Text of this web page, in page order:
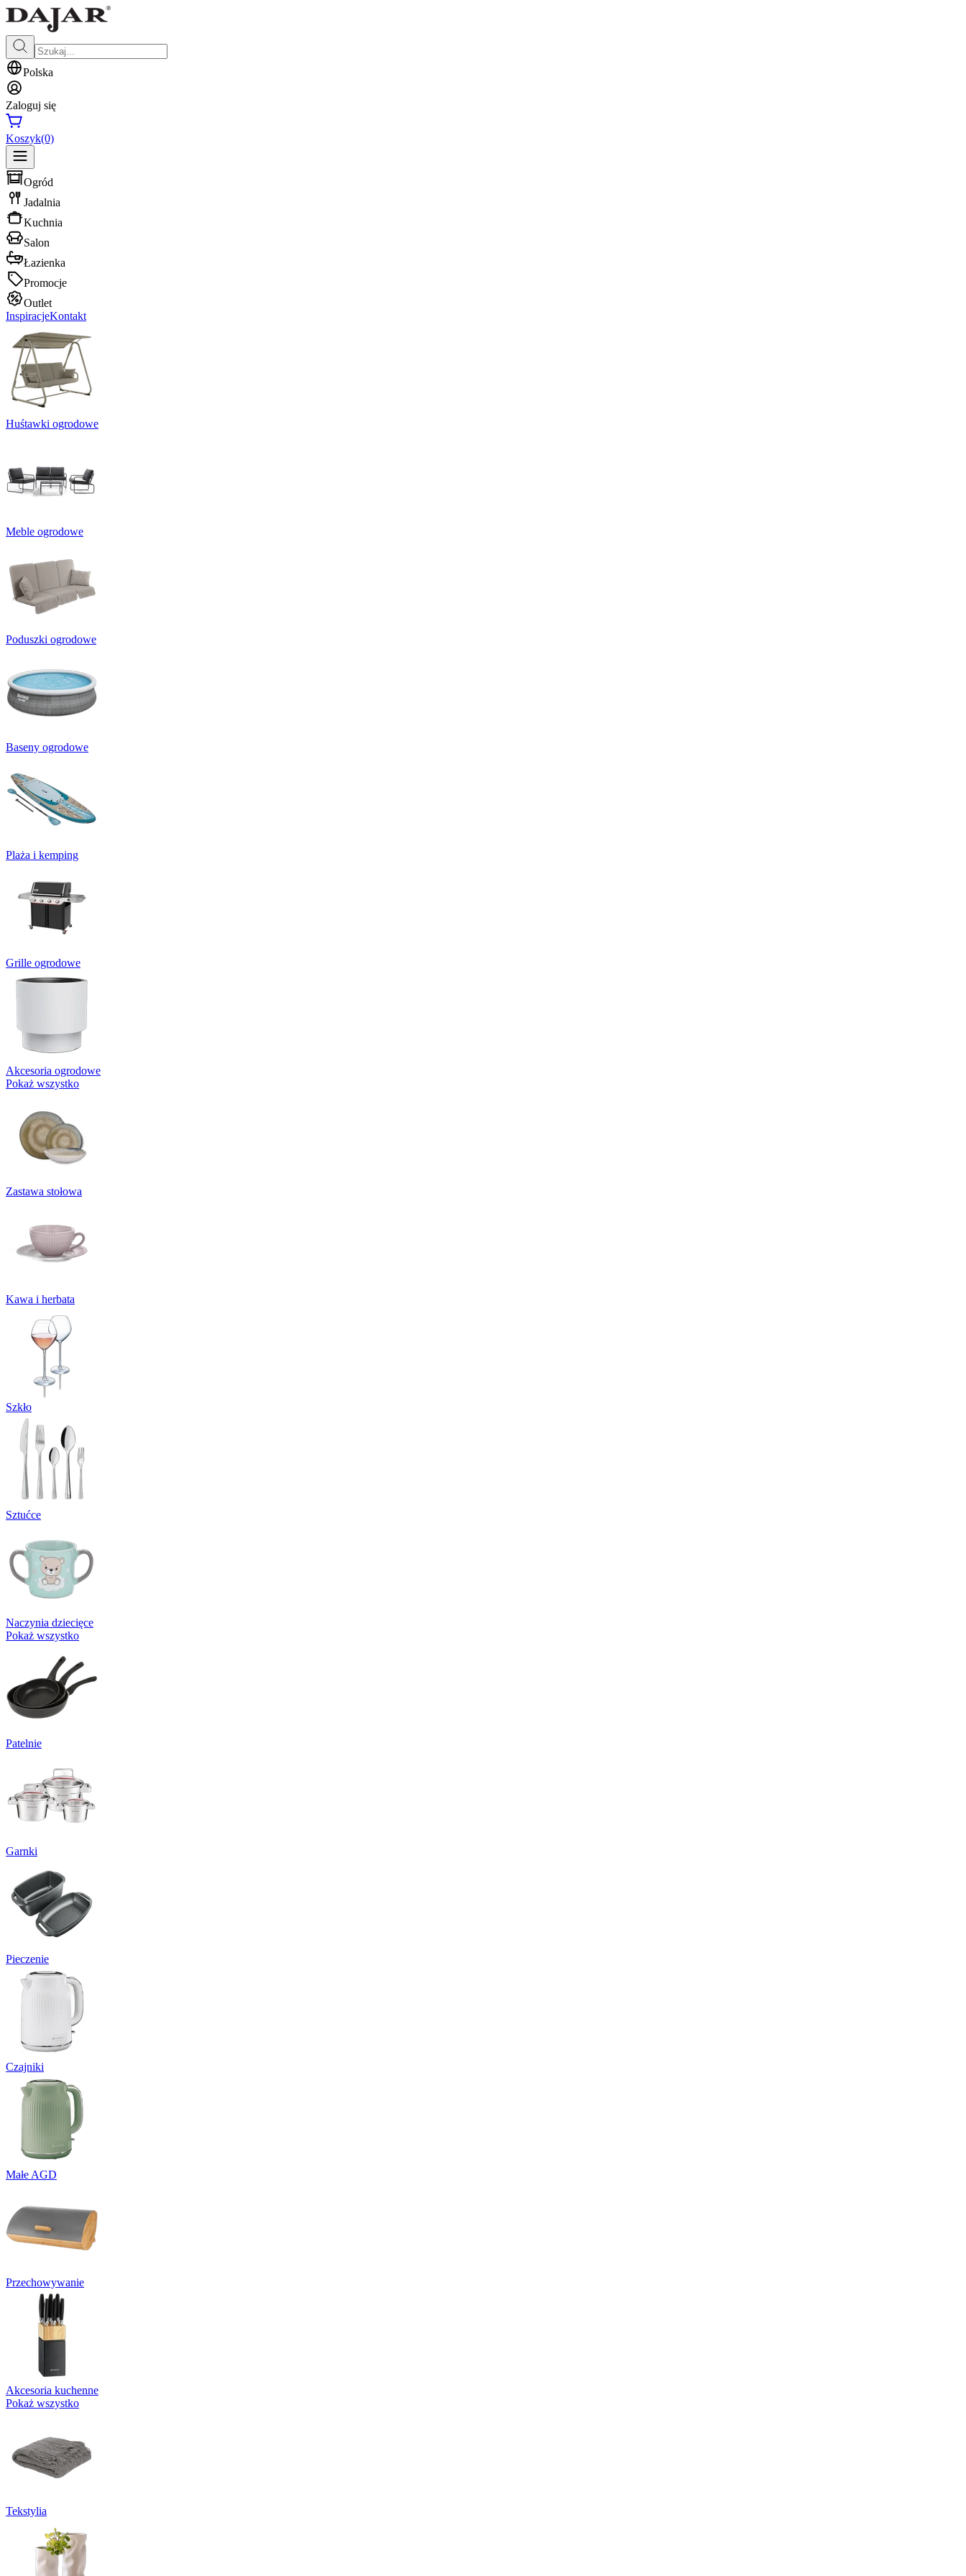
Polska
Zaloguj się
Koszyk(0)
Ogród
Jadalnia
Kuchnia
Salon
Łazienka
Promocje
Outlet
InspiracjeKontakt
Huśtawki ogrodowe
Meble ogrodowe
Poduszki ogrodowe
Baseny ogrodowe
Plaża i kemping
Grille ogrodowe
Akcesoria ogrodowe
Pokaż wszystko
Zastawa stołowa
Kawa i herbata
Szkło
Sztućce
Naczynia dziecięce
Pokaż wszystko
Patelnie
Garnki
Pieczenie
Czajniki
Małe AGD
Przechowywanie
Akcesoria kuchenne
Pokaż wszystko
Tekstylia